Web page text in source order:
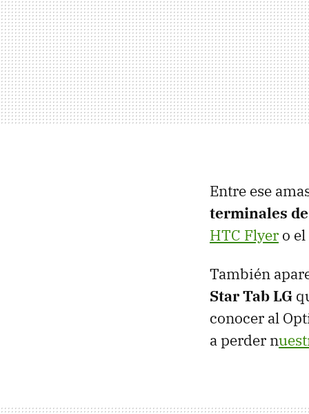
Entre ese
terminales de
HTC Flyer o
También
Star Tab LG
conocer al
a perder n